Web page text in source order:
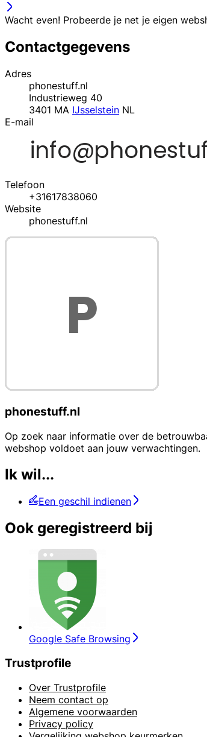
Wacht even! Probeerde je net je eigen
Contactgegevens
Adres
phonestuff.nl
Industrieweg 40
3401 MA IJsselstein NL
E-mail
Telefoon
+31617838060
Website
phonestuff.nl
phonestuff.nl
Op zoek naar informatie over de
webshop voldoet aan jouw verwachtingen.
Ik wil...
Een geschil indienen
Ook geregistreerd bij
Google Safe Browsing
Trustprofile
Over Trustprofile
Neem contact op
Algemene voorwaarden
Privacy policy